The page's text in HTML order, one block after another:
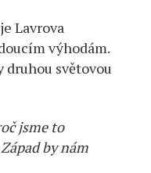
Lavrova
výhodám.
druhou světovou
jsme to
by nám